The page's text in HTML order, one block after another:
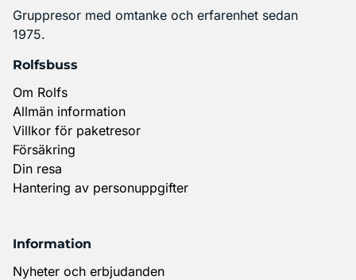
Gruppresor med omtanke och erfarenhet sedan
1975.
Rolfsbuss
Om Rolfs
Allmän information
Villkor för paketresor
Försäkring
Din resa
Hantering av personuppgifter
Information
Nyheter och erbjudanden